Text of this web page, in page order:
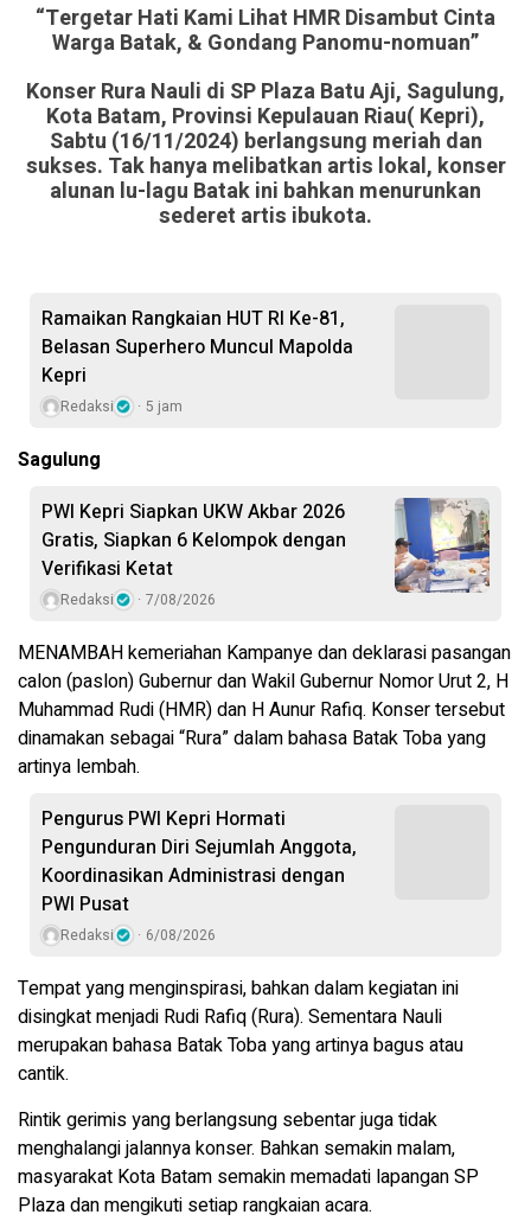
“Tergetar Hati Kami Lihat HMR Disambut Cinta
Warga Batak, & Gondang Panomu-nomuan”
Konser Rura Nauli di SP Plaza Batu Aji, Sagulung,
Kota Batam, Provinsi Kepulauan Riau( Kepri),
Sabtu (16/11/2024) berlangsung meriah dan
sukses. Tak hanya melibatkan artis lokal, konser
alunan lu-lagu Batak ini bahkan menurunkan
sederet artis ibukota.
Ramaikan Rangkaian HUT RI Ke-81,
Belasan Superhero Muncul Mapolda
Kepri
Redaksi 5 jam
Sagulung
PWI Kepri Siapkan UKW Akbar 2026
Gratis, Siapkan 6 Kelompok dengan
Verifikasi Ketat
Redaksi 7/08/2026
MENAMBAH kemeriahan Kampanye dan deklarasi pasangan
calon (paslon) Gubernur dan Wakil Gubernur Nomor Urut 2, H
Muhammad Rudi (HMR) dan H Aunur Rafiq. Konser tersebut
dinamakan sebagai “Rura” dalam bahasa Batak Toba yang
artinya lembah.
Pengurus PWI Kepri Hormati
Pengunduran Diri Sejumlah Anggota,
Koordinasikan Administrasi dengan
PWI Pusat
Redaksi 6/08/2026
Tempat yang menginspirasi, bahkan dalam kegiatan ini
disingkat menjadi Rudi Rafiq (Rura). Sementara Nauli
merupakan bahasa Batak Toba yang artinya bagus atau
cantik.
Rintik gerimis yang berlangsung sebentar juga tidak
menghalangi jalannya konser. Bahkan semakin malam,
masyarakat Kota Batam semakin memadati lapangan SP
Plaza dan mengikuti setiap rangkaian acara.